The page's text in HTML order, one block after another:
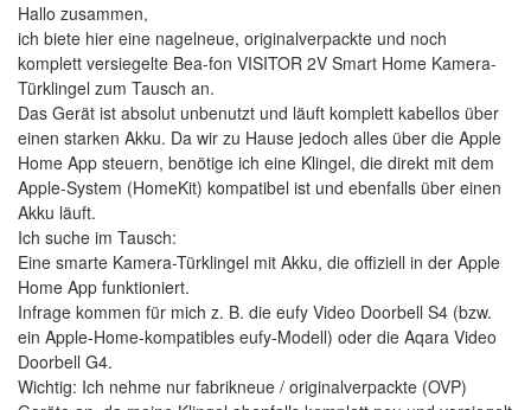
Hallo zusammen,
ich biete hier eine nagelneue, originalverpackte und noch
komplett versiegelte Bea-fon VISITOR 2V Smart Home Kamera-
Türklingel zum Tausch an.
Das Gerät ist absolut unbenutzt und läuft komplett kabellos über
einen starken Akku. Da wir zu Hause jedoch alles über die Apple
Home App steuern, benötige ich eine Klingel, die direkt mit dem
Apple-System (HomeKit) kompatibel ist und ebenfalls über einen
Akku läuft.
Ich suche im Tausch:
Eine smarte Kamera-Türklingel mit Akku, die offiziell in der Apple
Home App funktioniert.
Infrage kommen für mich z. B. die eufy Video Doorbell S4 (bzw.
ein Apple-Home-kompatibles eufy-Modell) oder die Aqara Video
Doorbell G4.
Wichtig: Ich nehme nur fabrikneue / originalverpackte (OVP)